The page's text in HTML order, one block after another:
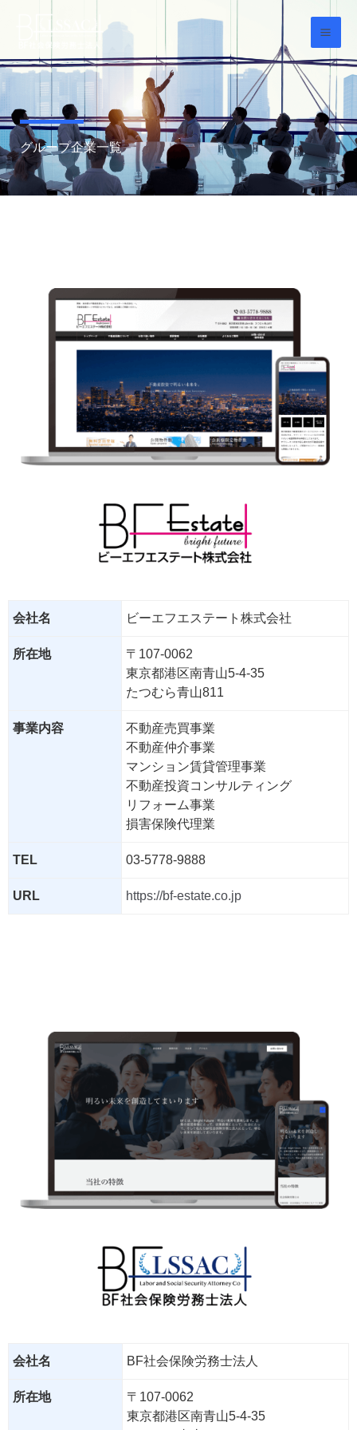
ス
キ
プ
グループ企業一覧
会社名 ビーエフエステート株式会社
所在地
〒107-0062
東京都港区南青山5-4-35
たつむら青山811
事業内容
不動産売買事業
不動産仲介事業
マンション賃貸管理事業
不動産投資コンサルティング
リフォーム事業
損害保険代理業
TEL 03-5778-9888
URL https://bf-estate.co.jp
会社名 BF社会保険労務士法人
所在地
〒107-0062
東京都港区南青山5-4-35